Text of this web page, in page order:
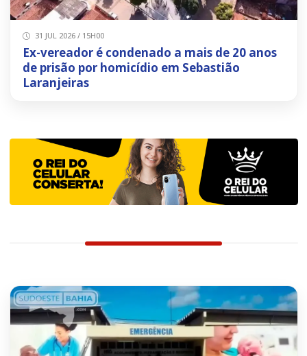
31 JUL 2026 / 15H00
Ex-vereador é condenado a mais de 20 anos
de prisão por homicídio em Sebastião
Laranjeiras